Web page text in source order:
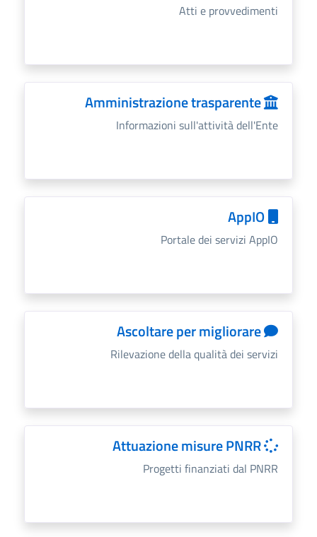
Atti e provvedimenti
Amministrazione trasparente
Informazioni sull'attività dell'Ente
AppIO
Portale dei servizi AppIO
Ascoltare per migliorare
Rilevazione della qualità dei servizi
Attuazione misure PNRR
Progetti finanziati dal PNRR